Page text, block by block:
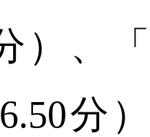
分）、
分